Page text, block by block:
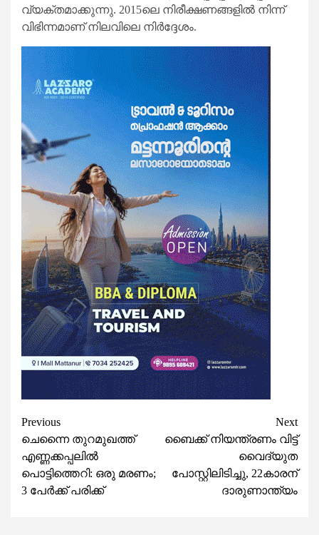
വ്യക്തമാക്കുന്നു. 2015ലെ നിരീക്ഷണങ്ങളില്‍ നിന്ന്
വിഭിന്നമാണ് നിലവിലെ നിർദ്ദേശം.
Post
navigation
Previous
ചെന്നൈ തുറമുഖത്ത്
എണ്ണക്കപ്പലിൽ
പൊട്ടിത്തെറി: ഒരു മരണം;
3 പേർക്ക് പരിക്ക്
Next
ബൈക്ക് നിയന്ത്രണം വിട്ട്
വൈദ്യുത
പോസ്റ്റിലിടിച്ചു, 22കാരന്
ദാരുണാന്ത്യം